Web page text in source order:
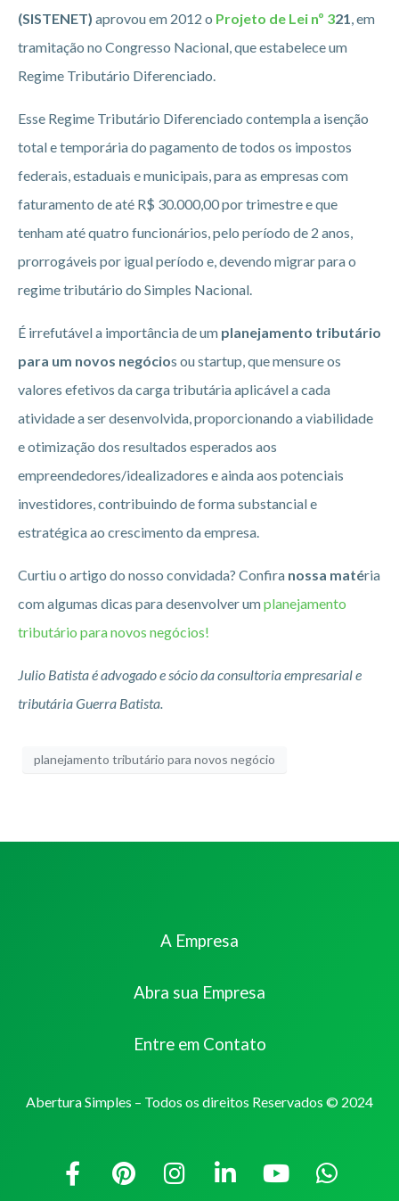
(SISTENET) aprovou em 2012 o Projeto de Lei nº 321 , em
tramitação no Congresso Nacional, que estabelece um
Regime Tributário Diferenciado.
Esse Regime Tributário Diferenciado contempla a isenção
total e temporária do pagamento de todos os impostos
federais, estaduais e municipais, para as empresas com
faturamento de até R$ 30.000,00 por trimestre e que
tenham até quatro funcionários, pelo período de 2 anos,
prorrogáveis por igual período e, devendo migrar para o
regime tributário do Simples Nacional.
É irrefutável a importância de um planejamento tributário
para um novos negócios ou startup, que mensure os
valores efetivos da carga tributária aplicável a cada
atividade a ser desenvolvida, proporcionando a viabilidade
e otimização dos resultados esperados aos
empreendedores/idealizadores e ainda aos potenciais
investidores, contribuindo de forma substancial e
estratégica ao crescimento da empresa.
Curtiu o artigo do nosso convidada? Confira nossa matéria
com algumas dicas para desenvolver umplanejamento
tributário para novos negócios!
Julio Batista é advogado e sócio da consultoria empresarial e
tributária Guerra Batista.
planejamento tributário para novos negócio
A Empresa
Abra sua Empresa
Entre em Contato
Abertura Simples – Todos os direitos Reservados © 2024